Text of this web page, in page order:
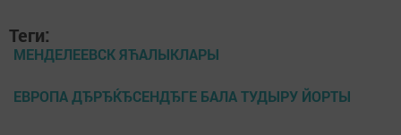
Теги:
МЕНДЕЛЕЕВСК ЯЋАЛЫКЛАРЫ
ЕВРОПА ДЂРЂЌЂСЕНДЂГЕ БАЛА ТУДЫРУ ЙОРТЫ